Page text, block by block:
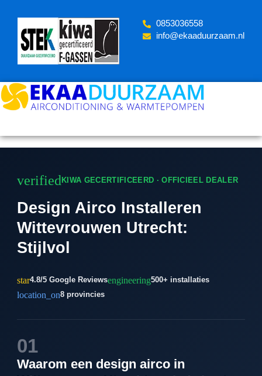
content
‪0853036558
info@ekaaduurzaam.nl
verified KIWA GECERTIFICEERD · OFFICIEEL DEALER
Design Airco Installeren
Wittevrouwen Utrecht:
Stijlvol
star4.8/5 Google Reviewsengineering500+ installaties
location_on8 provincies
01
Waarom een design airco in